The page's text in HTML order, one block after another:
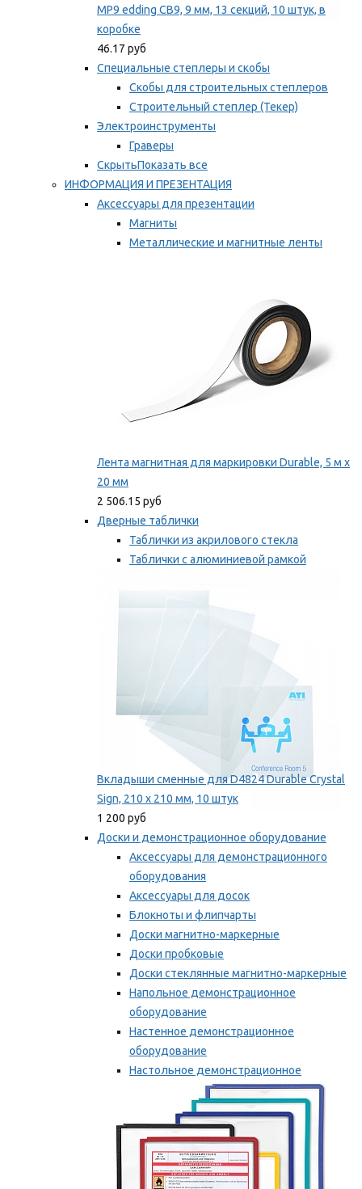
MP9 edding CB9, 9 мм, 13 секций, 10 штук, в
коробке
46.17 руб
Специальные степлеры и скобы
Скобы для строительных степлеров
Строительный степлер (Текер)
Электроинструменты
Граверы
СкрытьПоказать все
ИНФОРМАЦИЯ И ПРЕЗЕНТАЦИЯ
Аксессуары для презентации
Магниты
Металлические и магнитные ленты
Лента магнитная для маркировки Durable, 5 м х
20 мм
2 506.15 руб
Дверные таблички
Таблички из акрилового стекла
Таблички с алюминиевой рамкой
Вкладыши сменные для D4824 Durable Crystal
Sign, 210 x 210 мм, 10 штук
1 200 руб
Доски и демонстрационное оборудование
Аксессуары для демонстрационного
оборудования
Аксессуары для досок
Блокноты и флипчарты
Доски магнитно-маркерные
Доски пробковые
Доски стеклянные магнитно-маркерные
Напольное демонстрационное
оборудование
Настенное демонстрационное
оборудование
Настольное демонстрационное
оборудование
Мы рекомендуем